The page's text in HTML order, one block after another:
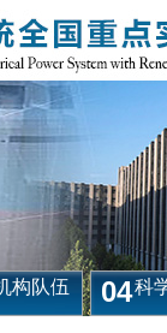
构队伍 04科